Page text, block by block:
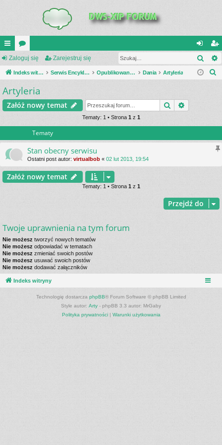
UI
C
K
_L
or
a
al
og
ar
ej
ę
Zaloguj się Zarejestruj się
Indeks witryny Serwis Encyklopedia Uzbrojenia Opublikowane zestawienia Dania Artyleria
j
Artyleria
Załóż nowy temat Szukaj
Tematy: 1 • Strona 1 z 1
Tematy
Stan obecny serwisu
Ostatni post autor: virtualbob « 02 lut 2013, 19:54
Załóż nowy temat
Tematy: 1 • Strona 1 z 1
Przejdź do
Twoje uprawnienia na tym forum
Nie możesz tworzyć nowych tematów
Nie możesz odpowiadać w tematach
Nie możesz zmieniać swoich postów
Nie możesz usuwać swoich postów
Nie możesz dodawać załączników
Indeks witryny
Technologię dostarcza phpBB® Forum Software © phpBB Limited
Style autor: Arty - phpBB 3.3 autor: MrGaby
Polityka prywatności| Warunki użytkowania